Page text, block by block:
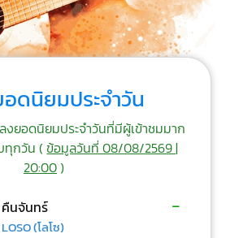
ดนิยมประจำวัน
ยอดนิยมประจำวันที่มีผู้เข้าชมมาก
ทุกวัน (ข้อมูลวันที่ 08/08/2569 |
20:00)
คืนจันทร์
LOSO (โลโซ)
-